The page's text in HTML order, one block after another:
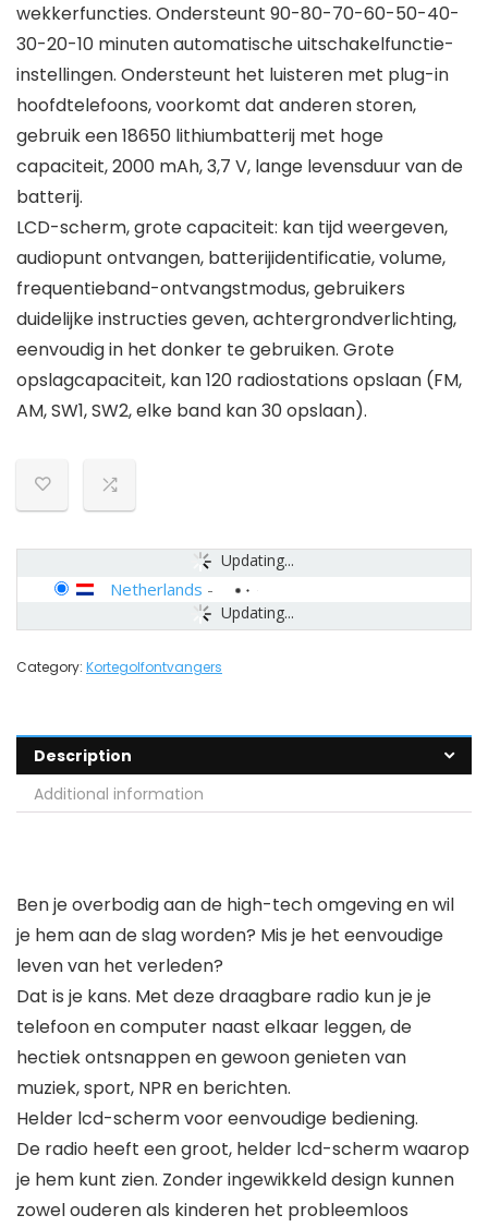
wekkerfuncties. Ondersteunt 90-80-70-60-50-40-
30-20-10 minuten automatische uitschakelfunctie-
instellingen. Ondersteunt het luisteren met plug-in
hoofdtelefoons, voorkomt dat anderen storen,
gebruik een 18650 lithiumbatterij met hoge
capaciteit, 2000 mAh, 3,7 V, lange levensduur van de
batterij.
LCD-scherm, grote capaciteit: kan tijd weergeven,
audiopunt ontvangen, batterijidentificatie, volume,
frequentieband-ontvangstmodus, gebruikers
duidelijke instructies geven, achtergrondverlichting,
eenvoudig in het donker te gebruiken. Grote
opslagcapaciteit, kan 120 radiostations opslaan (FM,
AM, SW1, SW2, elke band kan 30 opslaan).
Updating...
Updating...
Netherlands -
Category: Kortegolfontvangers
Description
Additional information
Ben je overbodig aan de high-tech omgeving en wil
je hem aan de slag worden? Mis je het eenvoudige
leven van het verleden?
Dat is je kans. Met deze draagbare radio kun je je
telefoon en computer naast elkaar leggen, de
hectiek ontsnappen en gewoon genieten van
muziek, sport, NPR en berichten.
Helder lcd-scherm voor eenvoudige bediening.
De radio heeft een groot, helder lcd-scherm waarop
je hem kunt zien. Zonder ingewikkeld design kunnen
zowel ouderen als kinderen het probleemloos